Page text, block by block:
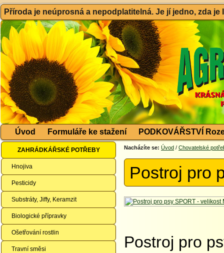
Příroda je neúprosná a nepodplatitelná. Je jí jedno, zda
Úvod Formuláře ke stažení PODKOVÁŘSTVÍ
ZAHRÁDKÁŘSKÉ POTŘEBY
Hnojiva
Pesticidy
Substráty, Jiffy, Keramzit
Biologické přípravky
Ošetřování rostlin
Travní směsi
Nacházíte se: Úvod / Chovatelské
Postroj pro
Postroj pro